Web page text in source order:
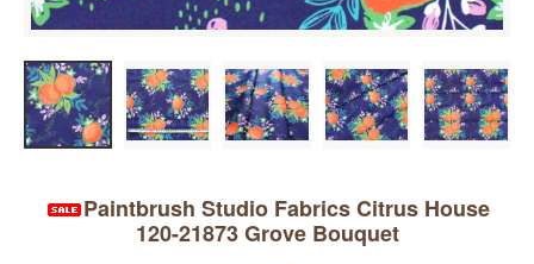
Paintbrush Studio Fabrics Citrus House
120-21873 Grove Bouquet